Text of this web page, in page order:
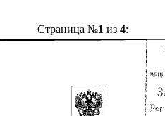
Страница №1 из 4: